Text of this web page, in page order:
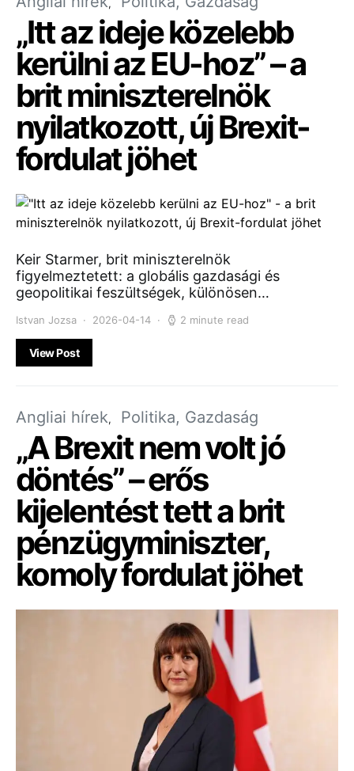
„Itt az ideje közelebb
kerülni az EU-hoz” – a
brit miniszterelnök
nyilatkozott, új Brexit-
fordulat jöhet
Keir Starmer, brit miniszterelnök
figyelmeztetett: a globális gazdasági és
geopolitikai feszültségek, különösen…
Istvan Jozsa 2026-04-14 2 minute read
View Post
Angliai hírek Politika, Gazdaság
„A Brexit nem volt jó
döntés” – erős
kijelentést tett a brit
pénzügyminiszter,
komoly fordulat jöhet